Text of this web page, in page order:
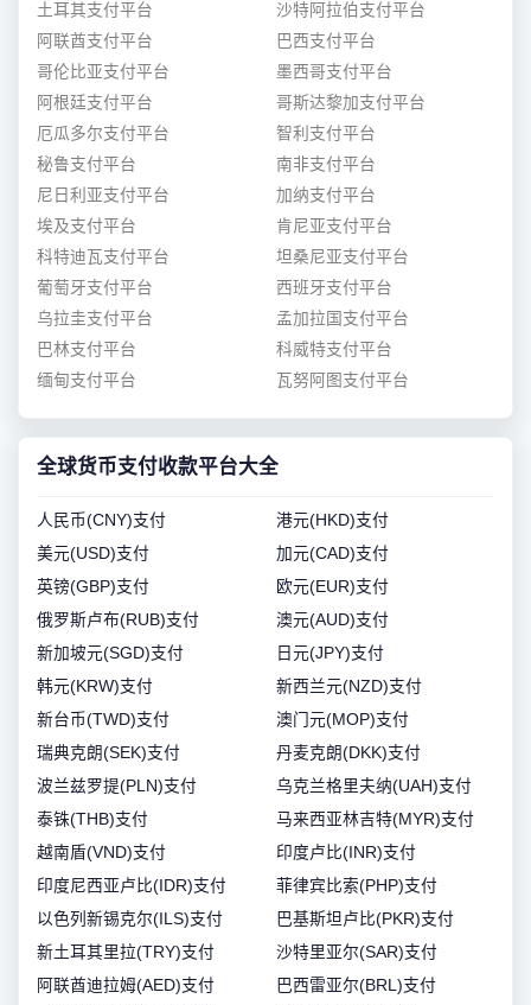
土耳其支付平台
沙特阿拉伯支付平台
阿联酋支付平台
巴西支付平台
哥伦比亚支付平台
墨西哥支付平台
阿根廷支付平台
哥斯达黎加支付平台
厄瓜多尔支付平台
智利支付平台
秘鲁支付平台
南非支付平台
尼日利亚支付平台
加纳支付平台
埃及支付平台
肯尼亚支付平台
科特迪瓦支付平台
坦桑尼亚支付平台
葡萄牙支付平台
西班牙支付平台
乌拉圭支付平台
孟加拉国支付平台
巴林支付平台
科威特支付平台
缅甸支付平台
瓦努阿图支付平台
全球货币支付收款平台大全
人民币(CNY)支付
港元(HKD)支付
美元(USD)支付
加元(CAD)支付
英镑(GBP)支付
欧元(EUR)支付
俄罗斯卢布(RUB)支付
澳元(AUD)支付
新加坡元(SGD)支付
日元(JPY)支付
韩元(KRW)支付
新西兰元(NZD)支付
新台币(TWD)支付
澳门元(MOP)支付
瑞典克朗(SEK)支付
丹麦克朗(DKK)支付
波兰兹罗提(PLN)支付
乌克兰格里夫纳(UAH)支付
泰铢(THB)支付
马来西亚林吉特(MYR)支付
越南盾(VND)支付
印度卢比(INR)支付
印度尼西亚卢比(IDR)支付
菲律宾比索(PHP)支付
以色列新锡克尔(ILS)支付
巴基斯坦卢比(PKR)支付
新土耳其里拉(TRY)支付
沙特里亚尔(SAR)支付
阿联酋迪拉姆(AED)支付
巴西雷亚尔(BRL)支付